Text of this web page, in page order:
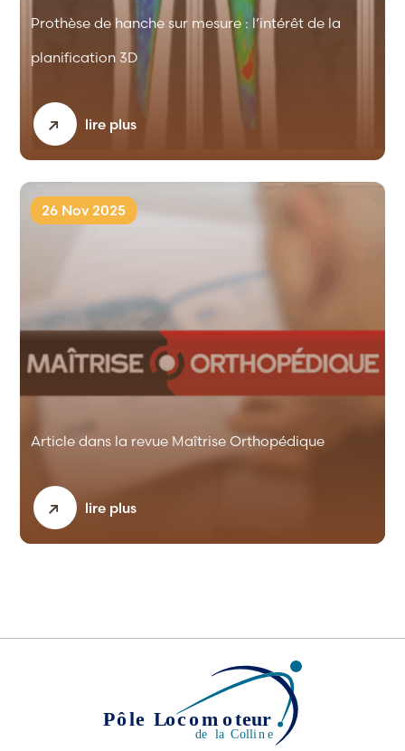
Prothèse de hanche sur mesure : l’intérêt de la
planification 3D
lire plus
Article dans la revue Maîtrise Orthopédique
26 Nov 2025
lire plus